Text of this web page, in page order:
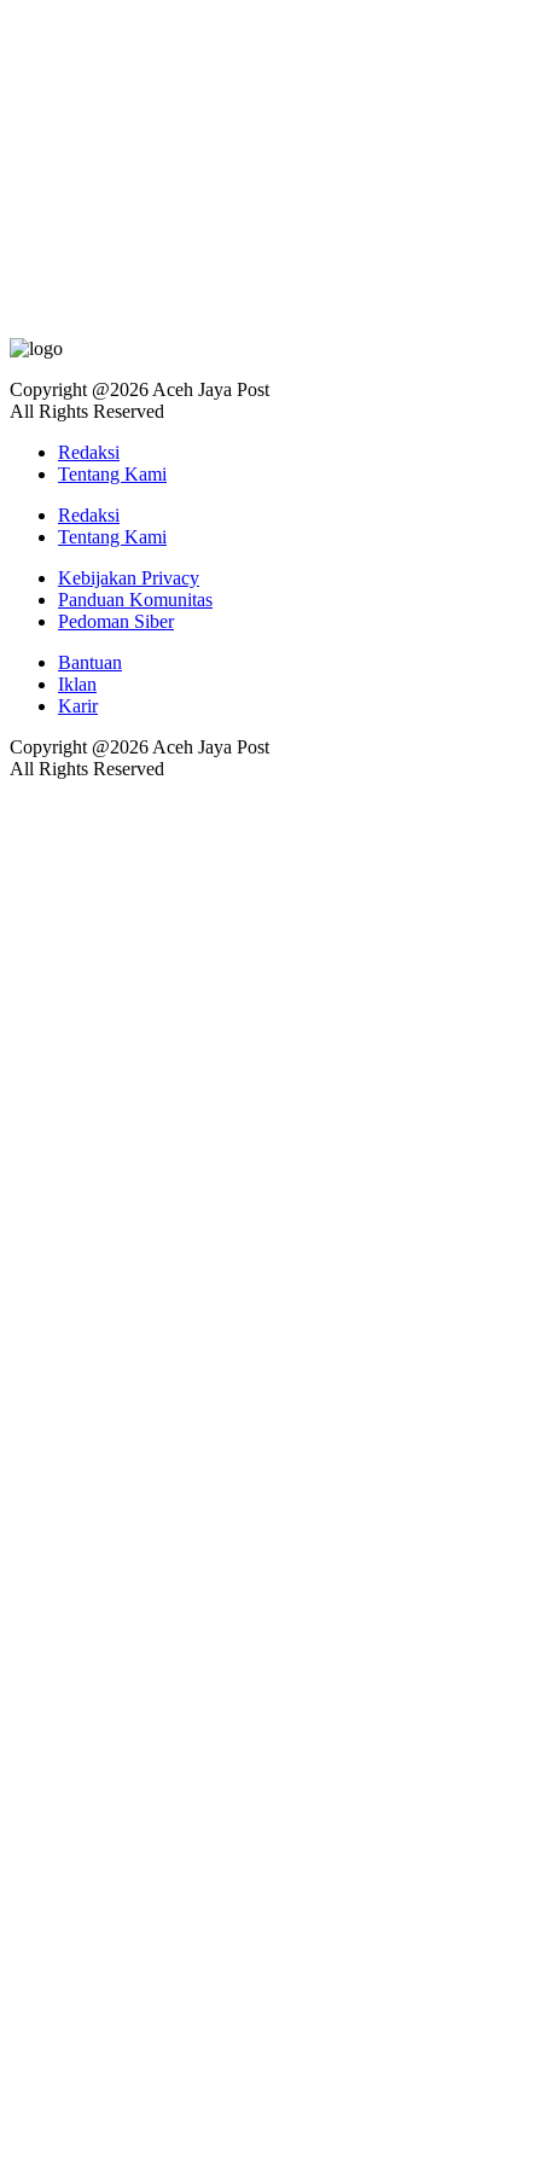
Copyright @2026 Aceh Jaya Post
All Rights Reserved
Redaksi
Tentang Kami
Redaksi
Tentang Kami
Kebijakan Privacy
Panduan Komunitas
Pedoman Siber
Bantuan
Iklan
Karir
Copyright @2026 Aceh Jaya Post
All Rights Reserved